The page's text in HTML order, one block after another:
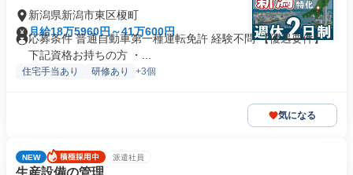
新潟県新潟市東区榎町
月給18万5960円～41万600円
応募条件 普通自動車第一種運転免許 経験不問 【優遇要件】
下記資格お持ちの方 ・...
住宅手当あり 研修あり +3個
気になる
NEW 派遣社員
生産設備の管理